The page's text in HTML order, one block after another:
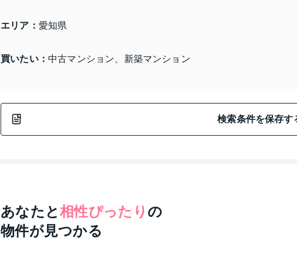
エリア： 愛知県
買いたい： 中古マンション、新築マンション
検索条件を保存す
あなたと相性ぴったり の
物件が見つかる